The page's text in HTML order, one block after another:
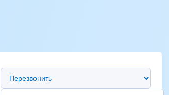
Предпочтительный способ связи